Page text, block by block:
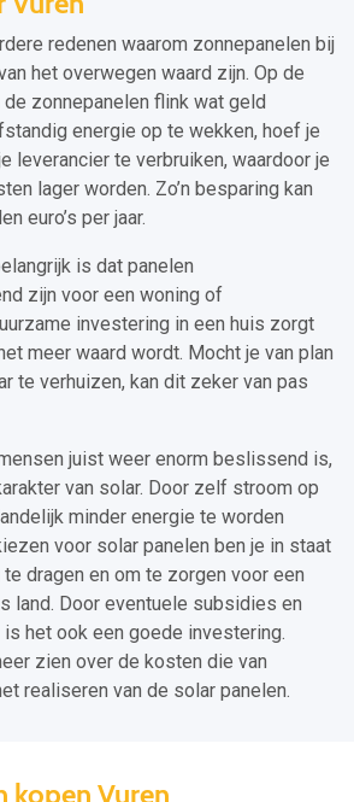
redenen waarom zonnepanelen bij
het overwegen waard zijn. Op de
zonnepanelen flink wat geld
energie op te wekken, hoef je
leverancier te verbruiken, waardoor je
lager worden. Zo’n besparing kan
euro’s per jaar.
is dat panelen
zijn voor een woning of
investering in een huis zorgt
meer waard wordt. Mocht je van plan
te verhuizen, kan dit zeker van pas
juist weer enorm beslissend is,
van solar. Door zelf stroom op
minder energie te worden
voor solar panelen ben je in staat
dragen en om te zorgen voor een
land. Door eventuele subsidies en
het ook een goede investering.
zien over de kosten die van
realiseren van de solar panelen.
kopen Vuren